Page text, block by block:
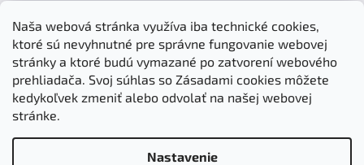
Naša webová stránka využíva iba technické cookies,
ktoré sú nevyhnutné pre správne fungovanie webovej
stránky a ktoré budú vymazané po zatvorení webového
prehliadača. Svoj súhlas so Zásadami cookies môžete
kedykoľvek zmeniť alebo odvolať na našej webovej
stránke.
Nastavenie
Prijímame online platby